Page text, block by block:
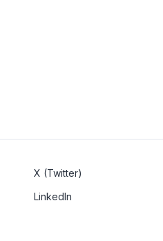
X (Twitter)
LinkedIn